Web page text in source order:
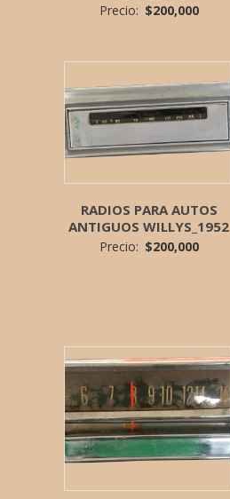
Precio: $200,000
RADIOS PARA AUTOS
ANTIGUOS WILLYS_1952
Precio: $200,000